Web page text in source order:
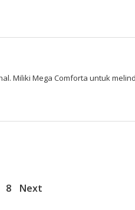
Miliki Mega Comforta untuk
8 Next